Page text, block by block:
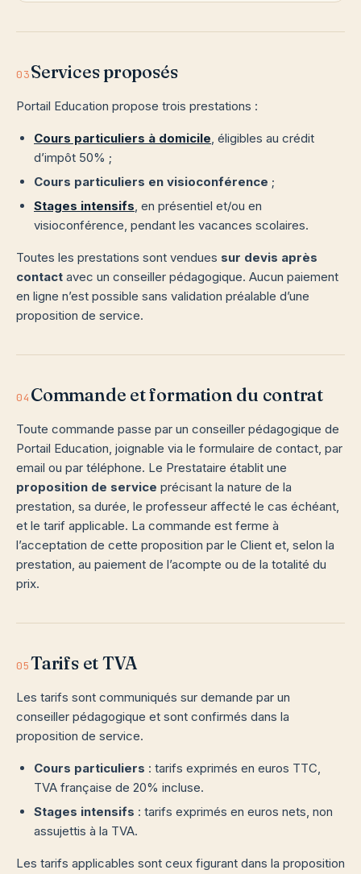
03Services proposés
Portail Education propose trois prestations :
Cours particuliers à domicile, éligibles au crédit
d’impôt 50% ;
Cours particuliers en visioconférence ;
Stages intensifs, en présentiel et/ou en
visioconférence, pendant les vacances scolaires.
Toutes les prestations sont vendues sur devis après
contact avec un conseiller pédagogique. Aucun paiement
en ligne n’est possible sans validation préalable d’une
proposition de service.
04 Commande et formation du contrat
Toute commande passe par un conseiller pédagogique de
Portail Education, joignable via le formulaire de contact, par
email ou par téléphone. Le Prestataire établit une
proposition de service précisant la nature de la
prestation, sa durée, le professeur affecté le cas échéant,
et le tarif applicable. La commande est ferme à
l’acceptation de cette proposition par le Client et, selon la
prestation, au paiement de l’acompte ou de la totalité du
prix.
05Tarifs et TVA
Les tarifs sont communiqués sur demande par un
conseiller pédagogique et sont confirmés dans la
proposition de service.
Cours particuliers : tarifs exprimés en euros TTC,
TVA française de 20% incluse.
Stages intensifs : tarifs exprimés en euros nets, non
assujettis à la TVA.
Les tarifs applicables sont ceux figurant dans la proposition